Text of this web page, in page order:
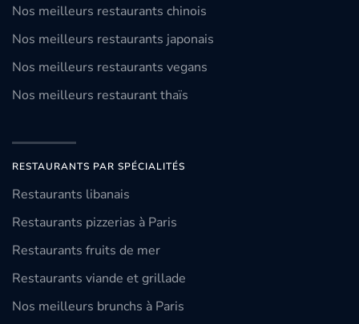
Nos meilleurs restaurants chinois
Nos meilleurs restaurants japonais
Nos meilleurs restaurants vegans
Nos meilleurs restaurant thaïs
RESTAURANTS PAR SPÉCIALITÉS
Restaurants libanais
Restaurants pizzerias à Paris
Restaurants fruits de mer
Restaurants viande et grillade
Nos meilleurs brunchs à Paris